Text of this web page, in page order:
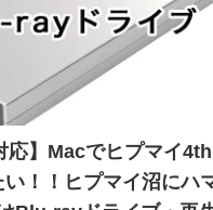
応】Macでヒプマイ4th
！！ヒプマイ沼にハ